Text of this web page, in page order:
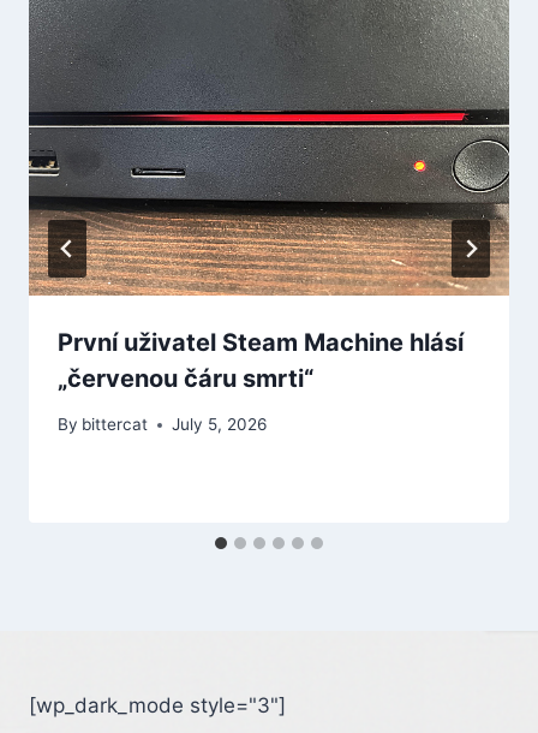
První uživatel Steam Machine hlásí
„červenou čáru smrti“
By bittercat July 5, 2026
[wp_dark_mode style="3"]